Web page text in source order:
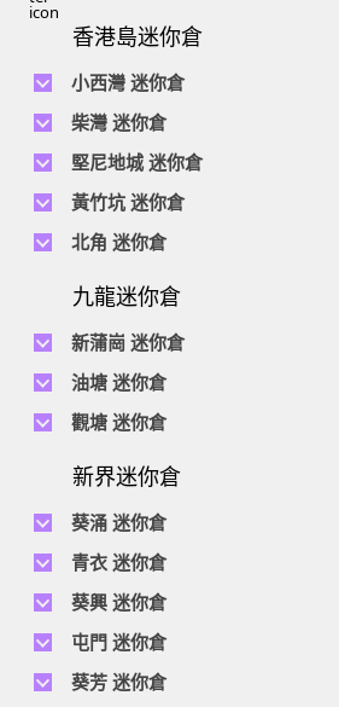
香港島迷你倉
小西灣 迷你倉
電話 :2111 1062
地址 : 柴灣新業街5號王子工業大廈4樓
地址 : 柴灣新業街11號森龍工業大廈7
柴灣 迷你倉
電話 :2194 0038
地址 : 柴灣祥利街7號萬峰工業大廈6
地址 : 柴灣利眾街20號柴灣中心工業
堅尼地城 迷你倉
電話 : 2623 0280
地址 : 堅尼地城士美菲路12P號祥興工
黃竹坑 迷你倉
電話 :2680 9691
地址 : 黃竹坑道18號瑞琪工業大廈14
電話 :2116 8113
地址 : 香港黃竹坑道56-60號怡華工業
北角 迷你倉
地址 : 香港屈臣道4-6號海景大廈B座
九龍迷你倉
新蒲崗 迷你倉
電話 :2111 0509
地址 : 新蒲崗景福街106號太子工業大
地址 : 新蒲崗五芳街8號利嘉工業大廈
電話 :2116 5165
地址 : 新蒲崗景福街114號捷景工業大
油塘 迷你倉
電話 :2623 0300
地址 : 油塘四山街4號華輝工業大廈一
觀塘 迷你倉
地址 : 觀塘偉業街146號美嘉工業大廈
新界迷你倉
葵涌 迷你倉
電話 :2111 2683
地址 : 葵涌昌榮路9-11號同珍工業大
地址 : 葵涌打磚坪街16號有利工業貨
青衣 迷你倉
電話 :2111 1063
地址 : 青衣長達路1-33號青衣工業中
葵興 迷你倉
電話 :2111 1629
地址 : 葵興葵昌路9-15號貴豐工業6樓
屯門 迷你倉
電話 :2374 2022
地址 : 屯門新益里3號通明工業大廈1,4
葵芳 迷你倉